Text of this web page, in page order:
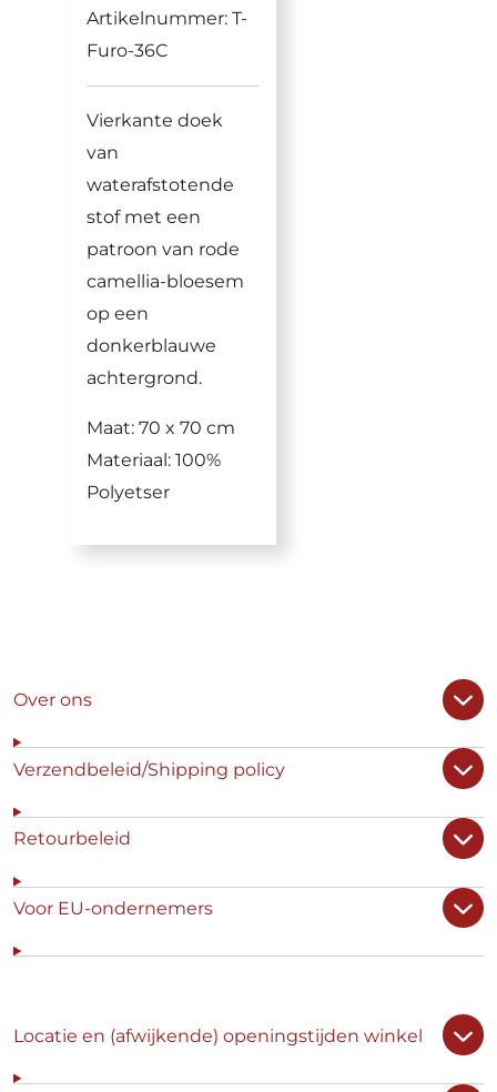
Artikelnummer: T-
Furo-36C
Vierkante doek
van
waterafstotende
stof met een
patroon van rode
camellia-bloesem
op een
donkerblauwe
achtergrond.
Maat: 70 x 70 cm
Materiaal: 100%
Polyetser
Over ons
Verzendbeleid/Shipping policy
Retourbeleid
Voor EU-ondernemers
Locatie en (afwijkende) openingstijden winkel